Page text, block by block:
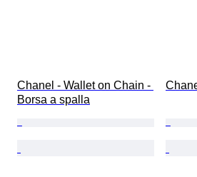
Chanel - Wallet on Chain -
Borsa a spalla